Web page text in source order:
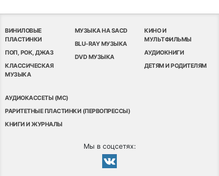
ВИНИЛОВЫЕ
ПЛАСТИНКИ
ПОП, РОК, ДЖАЗ
КЛАССИЧЕСКАЯ
МУЗЫКА
МУЗЫКА НА SACD
BLU-RAY МУЗЫКА
DVD МУЗЫКА
КИНО И
МУЛЬТФИЛЬМЫ
АУДИОКНИГИ
ДЕТЯМ И РОДИТЕЛЯМ
АУДИОКАССЕТЫ (MC)
РАРИТЕТНЫЕ ПЛАСТИНКИ (ПЕРВОПРЕССЫ)
КНИГИ И ЖУРНАЛЫ
Мы в соцсетях: